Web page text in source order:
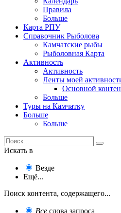
Правила
Больше
Карта РПУ
Справочник Рыболова
Камчатские рыбы
Рыболовная Карта
Активность
Активность
Ленты моей
Основной
Больше
Туры на Камчатку
Больше
Больше
Искать в
Везде
Ещё...
Поиск контента, содержащего...
Все слова запроса